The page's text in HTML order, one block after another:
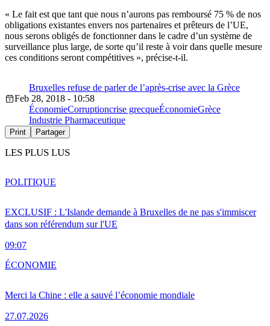
« Le fait est que tant que nous n’aurons pas remboursé 75 % de nos
obligations existantes envers nos partenaires et prêteurs de l’UE,
nous serons obligés de fonctionner dans le cadre d’un système de
surveillance plus large, de sorte qu’il reste à voir dans quelle mesure
ces conditions seront compétitives », précise-t-il.
Bruxelles refuse de parler de l’après-crise avec la Grèce
Feb 28, 2018 - 10:58
ÉconomieCorruptioncrise grecqueÉconomieGrèce
Industrie Pharmaceutique
Print Partager
LES PLUS LUS
EXCLUSIF : L'Islande demande à Bruxelles de ne pas s'immiscer
dans son référendum sur l'UE
09:07
POLITIQUE
Merci la Chine : elle a sauvé l’économie mondiale
27.07.2026
ÉCONOMIE